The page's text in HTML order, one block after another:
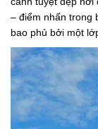
– điểm nhấn trong
bao phủ bởi một